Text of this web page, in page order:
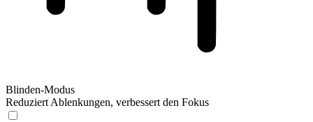
Blinden-Modus
Reduziert Ablenkungen, verbessert den Fokus